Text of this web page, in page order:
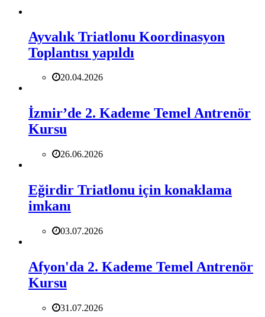
Ayvalık Triatlonu Koordinasyon
Toplantısı yapıldı
20.04.2026
İzmir’de 2. Kademe Temel Antrenör
Kursu
26.06.2026
Eğirdir Triatlonu için konaklama
imkanı
03.07.2026
Afyon'da 2. Kademe Temel Antrenör
Kursu
31.07.2026